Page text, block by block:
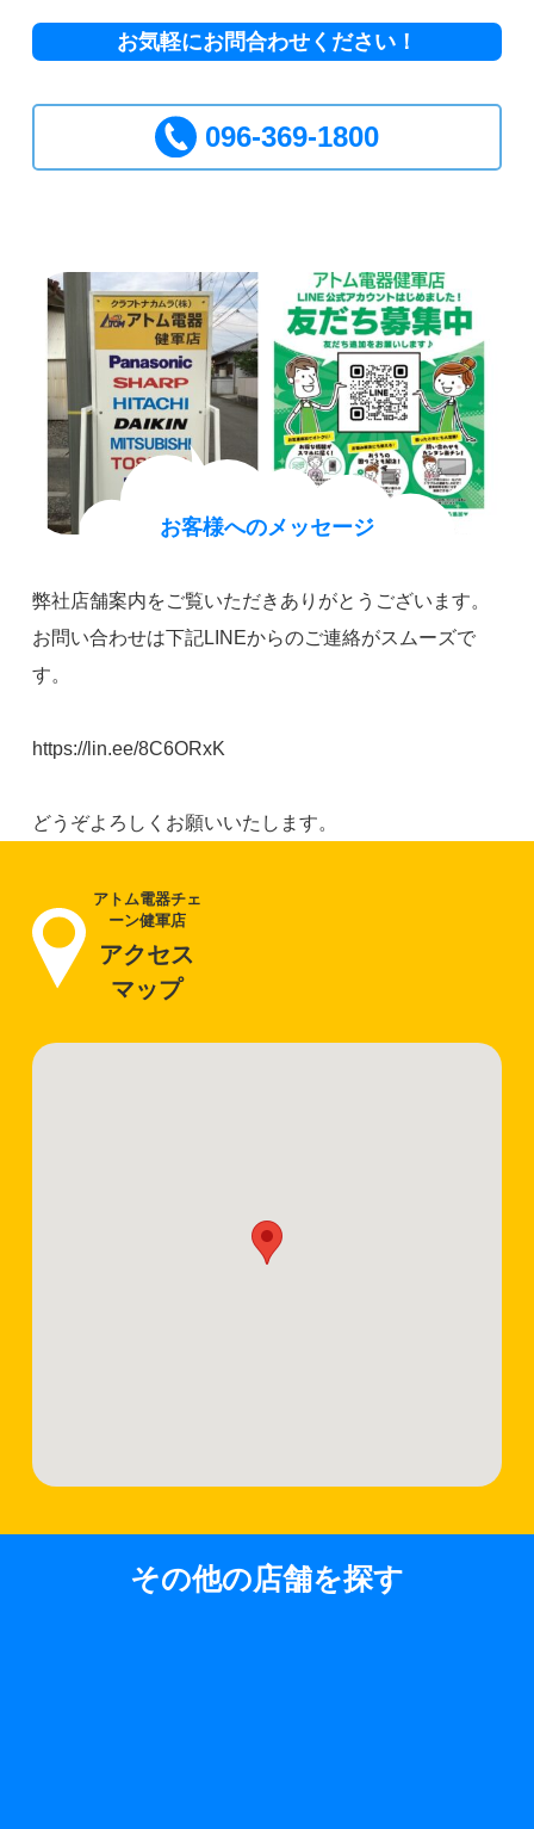
お気軽にお問合わせください！
096-369-1800
お客様へのメッセージ
弊社店舗案内をご覧いただきありがとうございます。
お問い合わせは下記LINEからのご連絡がスムーズで
す。
https://lin.ee/8C6ORxK
どうぞよろしくお願いいたします。
アトム電器チェ
ーン健軍店
アクセス
マップ
その他の店舗を探す